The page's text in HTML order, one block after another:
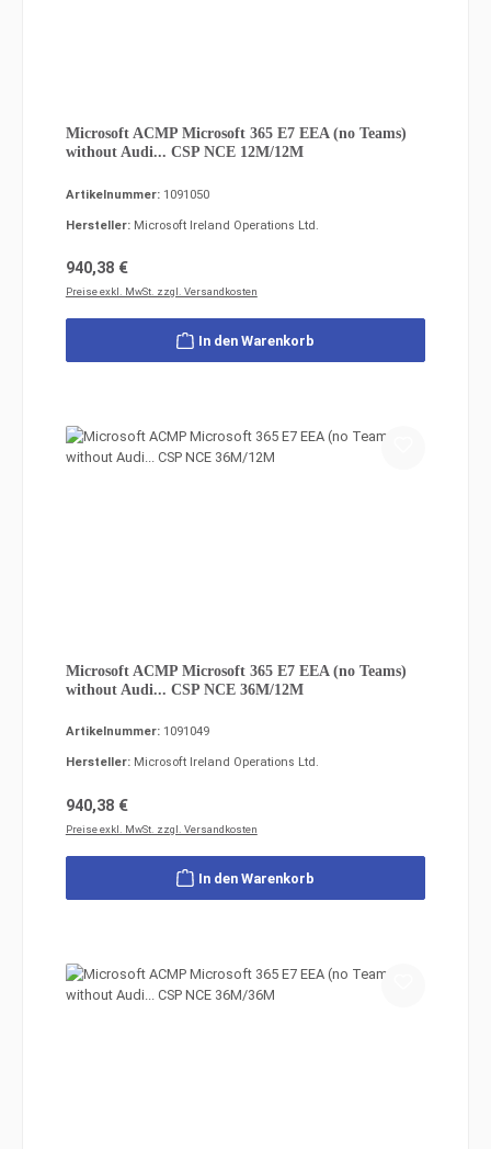
Microsoft ACMP Microsoft 365 E7 EEA (no Teams)
without Audi... CSP NCE 12M/12M
Artikelnummer: 1091050
Hersteller: Microsoft Ireland Operations Ltd.
Regulärer Preis:
940,38 €
Preise exkl. MwSt. zzgl. Versandkosten
In den Warenkorb
Microsoft ACMP Microsoft 365 E7 EEA (no Teams)
without Audi... CSP NCE 36M/12M
Artikelnummer: 1091049
Hersteller: Microsoft Ireland Operations Ltd.
Regulärer Preis:
940,38 €
Preise exkl. MwSt. zzgl. Versandkosten
In den Warenkorb